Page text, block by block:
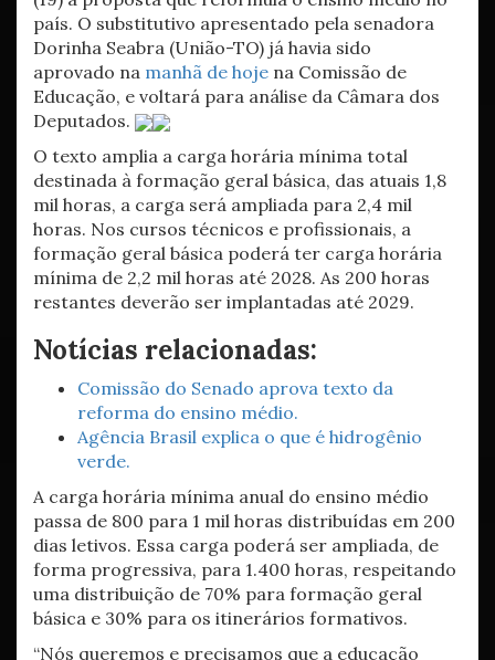
país. O substitutivo apresentado pela senadora
Dorinha Seabra (União-TO) já havia sido
aprovado na manhã de hoje na Comissão de
Educação, e voltará para análise da Câmara dos
Deputados.
O texto amplia a carga horária mínima total
destinada à formação geral básica, das atuais 1,8
mil horas, a carga será ampliada para 2,4 mil
horas. Nos cursos técnicos e profissionais, a
formação geral básica poderá ter carga horária
mínima de 2,2 mil horas até 2028. As 200 horas
restantes deverão ser implantadas até 2029.
Notícias relacionadas:
Comissão do Senado aprova texto da
reforma do ensino médio.
Agência Brasil explica o que é hidrogênio
verde.
A carga horária mínima anual do ensino médio
passa de 800 para 1 mil horas distribuídas em 200
dias letivos. Essa carga poderá ser ampliada, de
forma progressiva, para 1.400 horas, respeitando
uma distribuição de 70% para formação geral
básica e 30% para os itinerários formativos.
“Nós queremos e precisamos que a educação